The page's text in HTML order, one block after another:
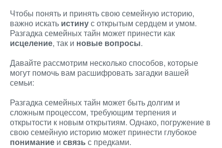
Чтобы понять и принять свою семейную историю,
важно искать истинус открытым сердцем и умом.
Разгадка семейных тайн может принести как
исцеление, так и новые вопросы.
Давайте рассмотрим несколько способов, которые
могут помочь вам расшифровать загадки вашей
семьи:
Разгадка семейных тайн может быть долгим и
сложным процессом, требующим терпения и
открытости к новым открытиям. Однако, погружение в
свою семейную историю может принести глубокое
понимание и связь с предками.